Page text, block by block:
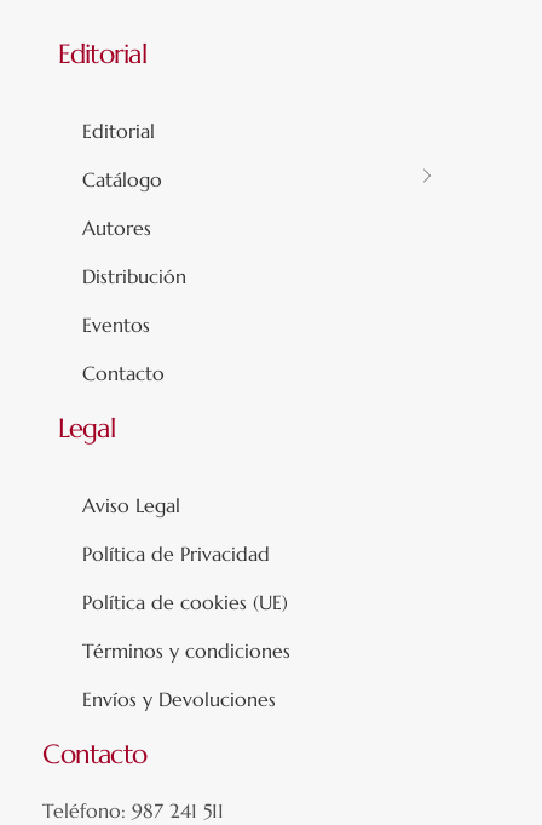
Editorial
Editorial
Catálogo
Autores
Distribución
Eventos
Contacto
Legal
Aviso Legal
Política de Privacidad
Política de cookies (UE)
Términos y condiciones
Envíos y Devoluciones
Contacto
Teléfono: 987 241 511